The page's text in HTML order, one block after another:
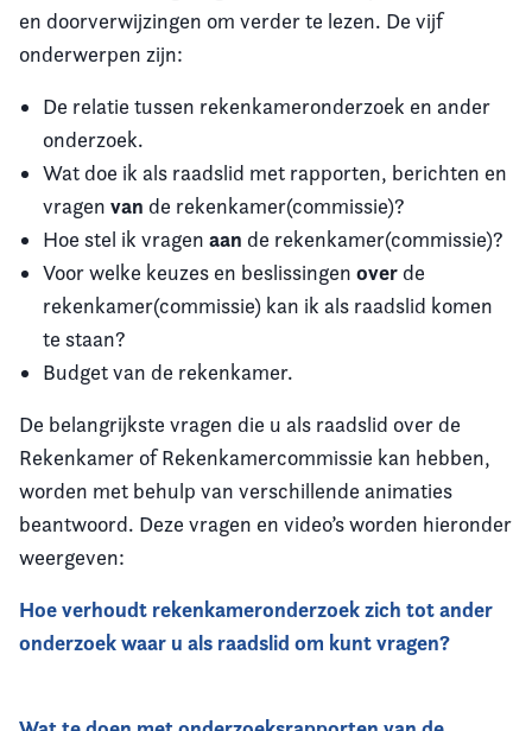
en doorverwijzingen om verder te lezen. De vijf
onderwerpen zijn:
De relatie tussen rekenkameronderzoek en ander
onderzoek.
Wat doe ik als raadslid met rapporten, berichten en
vragen van de rekenkamer(commissie)?
Hoe stel ik vragen aan de rekenkamer(commissie)?
Voor welke keuzes en beslissingen over de
rekenkamer(commissie) kan ik als raadslid komen
te staan?
Budget van de rekenkamer.
De belangrijkste vragen die u als raadslid over de
Rekenkamer of Rekenkamercommissie kan hebben,
worden met behulp van verschillende animaties
beantwoord. Deze vragen en video’s worden hieronder
weergeven:
Hoe verhoudt rekenkameronderzoek zich tot ander
onderzoek waar u als raadslid om kunt vragen?